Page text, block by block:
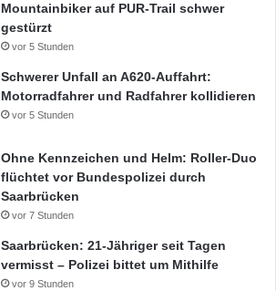
Mountainbiker auf PUR-Trail schwer
gestürzt
vor 5 Stunden
Schwerer Unfall an A620-Auffahrt:
Motorradfahrer und Radfahrer kollidieren
vor 5 Stunden
Ohne Kennzeichen und Helm: Roller-Duo
flüchtet vor Bundespolizei durch
Saarbrücken
vor 7 Stunden
Saarbrücken: 21-Jähriger seit Tagen
vermisst – Polizei bittet um Mithilfe
vor 9 Stunden